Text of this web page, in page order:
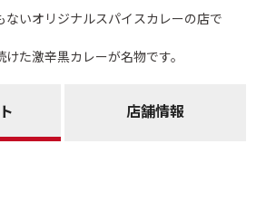
ないオリジナルスパイスカレーの店で
た激辛黒カレーが名物です。
店舗情報